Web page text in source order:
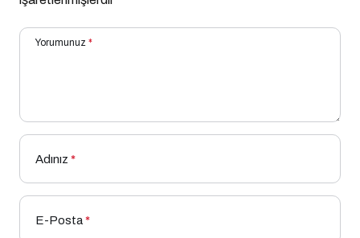
Yorumunuz *
Adınız *
E-Posta*